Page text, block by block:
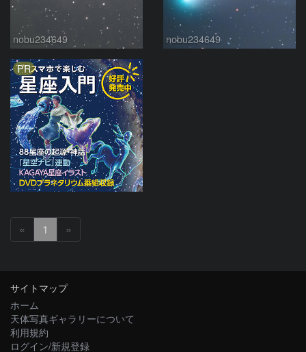
nobu234649 nobu234649
PR
« 1 »
サイトマップ
ホーム
天体写真ギャラリーについて
利用規約
ログイン/新規登録